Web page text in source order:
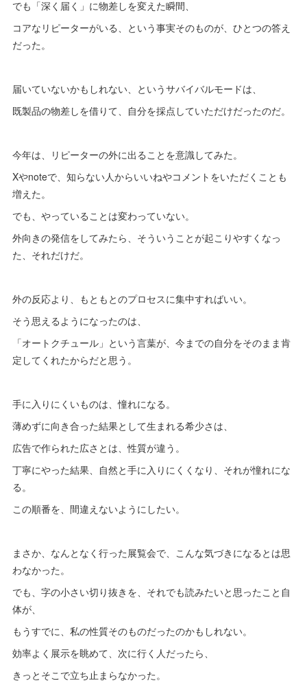
でも「深く届く」に物差しを変えた瞬間、
コアなリピーターがいる、という事実そのものが、ひとつの答え
だった。
届いていないかもしれない、というサバイバルモードは、
既製品の物差しを借りて、自分を採点していただけだったのだ。
今年は、リピーターの外に出ることを意識してみた。
Xやnoteで、知らない人からいいねやコメントをいただくことも
増えた。
でも、やっていることは変わっていない。
外向きの発信をしてみたら、そういうことが起こりやすくなっ
た、それだけだ。
外の反応より、もともとのプロセスに集中すればいい。
そう思えるようになったのは、
「オートクチュール」という言葉が、今までの自分をそのまま肯
定してくれたからだと思う。
手に入りにくいものは、憧れになる。
薄めずに向き合った結果として生まれる希少さは、
広告で作られた広さとは、性質が違う。
丁寧にやった結果、自然と手に入りにくくなり、それが憧れにな
る。
この順番を、間違えないようにしたい。
まさか、なんとなく行った展覧会で、こんな気づきになるとは思
わなかった。
でも、字の小さい切り抜きを、それでも読みたいと思ったこと自
体が、
もうすでに、私の性質そのものだったのかもしれない。
効率よく展示を眺めて、次に行く人だったら、
きっとそこで立ち止まらなかった。